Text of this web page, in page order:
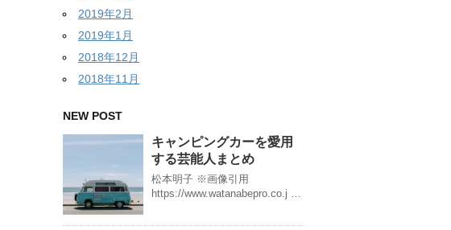
2019年2月
2019年1月
2018年12月
2018年11月
NEW POST
キャンピングカーを愛用
する芸能人まとめ
松本明子 ※画像引用
https://www.watanabepro.co.j …